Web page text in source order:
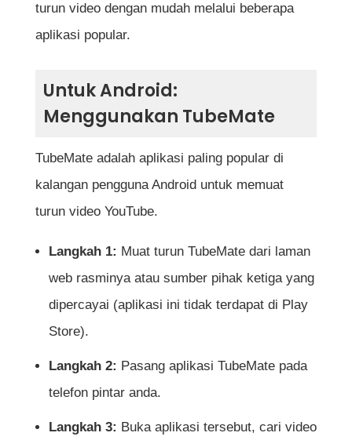
turun video dengan mudah melalui beberapa
aplikasi popular.
Untuk Android:
Menggunakan TubeMate
TubeMate adalah aplikasi paling popular di
kalangan pengguna Android untuk memuat
turun video YouTube.
Langkah 1: Muat turun TubeMate dari laman
web rasminya atau sumber pihak ketiga yang
dipercayai (aplikasi ini tidak terdapat di Play
Store).
Langkah 2: Pasang aplikasi TubeMate pada
telefon pintar anda.
Langkah 3: Buka aplikasi tersebut, cari video